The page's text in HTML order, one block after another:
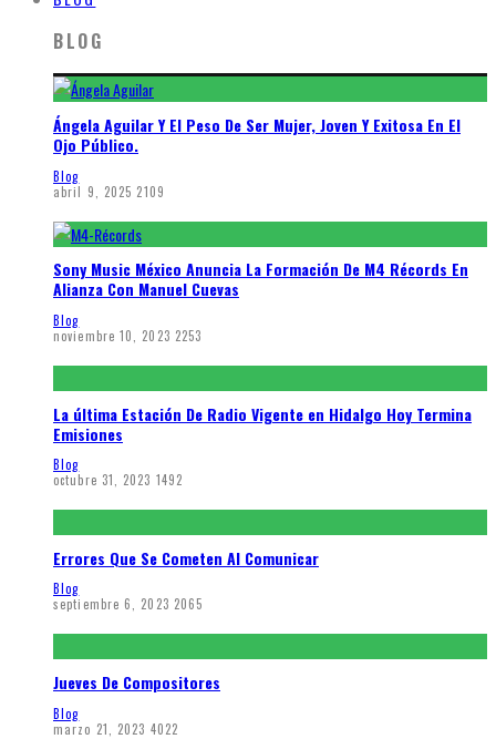
BLOG
Ángela Aguilar Y El Peso De Ser Mujer, Joven Y Exitosa En El
Ojo Público.
Blog
abril 9, 2025 2109
Sony Music México Anuncia La Formación De M4 Récords En
Alianza Con Manuel Cuevas
Blog
noviembre 10, 2023 2253
La última Estación De Radio Vigente en Hidalgo Hoy Termina
Emisiones
Blog
octubre 31, 2023 1492
Errores Que Se Cometen Al Comunicar
Blog
septiembre 6, 2023 2065
Jueves De Compositores
Blog
marzo 21, 2023 4022